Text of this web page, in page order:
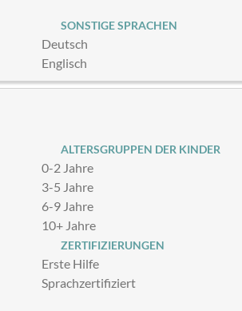
SONSTIGE SPRACHEN
Deutsch
Englisch
ALTERSGRUPPEN DER KINDER
0-2 Jahre
3-5 Jahre
6-9 Jahre
10+ Jahre
ZERTIFIZIERUNGEN
Erste Hilfe
Sprachzertifiziert